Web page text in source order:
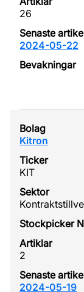
26
2024-05-22
Kitron
KIT
2
2024-05-19